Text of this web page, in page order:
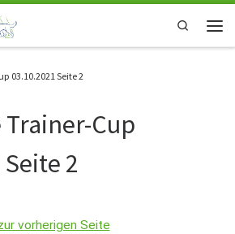
Search
03.10.2021 Seite 2
Cup
2
vorherigen Seite